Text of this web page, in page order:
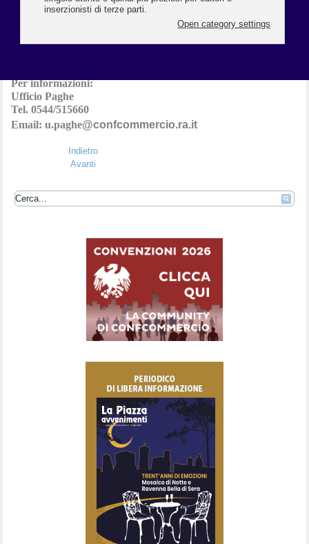
di TempoOnWeb non sono più modificabili se non attraverso un
intervento di chi elabora il Libro Unico.
Il servizio consente una consultazione dei fogli presenze
pregressi, anche di anni precedenti.
Per informazioni:
Ufficio Paghe
Tel. 0544/515660
Email: u.paghe@confcommercio.ra.it
Indietro
Avanti